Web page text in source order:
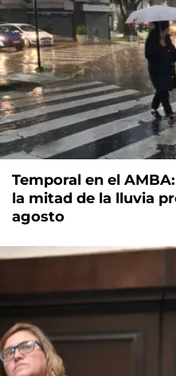
Temporal en el
la mitad de la lluvia
agosto